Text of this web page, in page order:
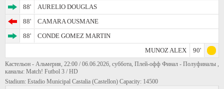
88'
AURELIO DOUGLAS
88'
CAMARA OUSMANE
88'
CONDE GOMEZ MARTIN
MUNOZ ALEX
90'
Кастельон - Альмерия, 22:00 / 06.06.2026, суббота, Плей-офф Финал - Полуфиналы ,
каналы: Match! Futbol 3 / HD
Stadium: Estadio Municipal Castalia (Castellon) Capacity: 14500